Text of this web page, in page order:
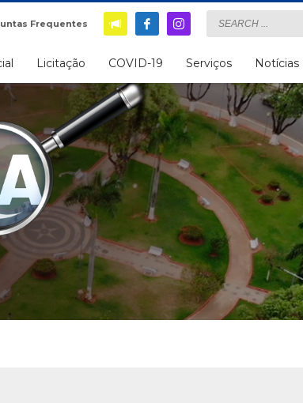
Frequentes
Licitação COVID-19 Serviços Notícias